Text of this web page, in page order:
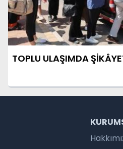
TOPLU ULAŞIMDA